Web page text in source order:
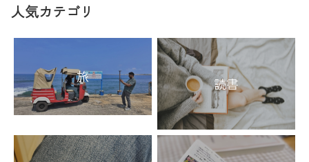
人気カテゴリ
旅 読書